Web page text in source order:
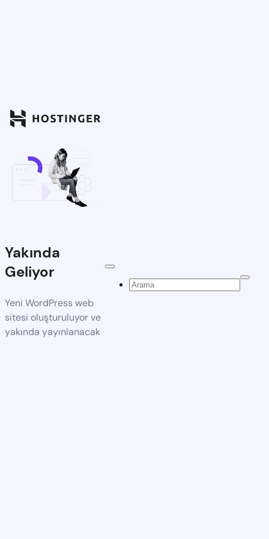
Yakında
Geliyor
Yeni WordPress web
sitesi oluşturuluyor ve
yakında yayınlanacak